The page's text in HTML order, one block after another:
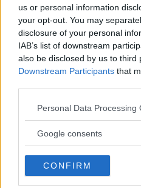
us or personal information
your opt-out. You may
disclosure of your personal
IAB’s list of downstream
also be disclosed by us to third
Downstream Participants that
Please note that this website/
not limited to your visit or
use your data for below
consent section.
Personal Data Processing
Google consents
CONFIRM
AppleSkin, ett slags
tillverkas på resterna från
äppeljuicetillverkning.
Space Vizzionsom